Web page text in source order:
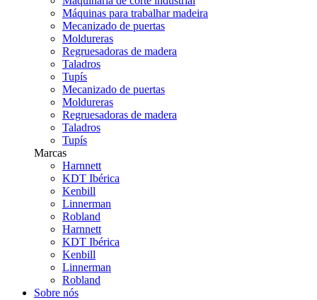
Máquinas para trabalhar madeira
Mecanizado de puertas
Moldureras
Regruesadoras de madera
Taladros
Tupís
Mecanizado de puertas
Moldureras
Regruesadoras de madera
Taladros
Tupís
Marcas
Harnnett
KDT Ibérica
Kenbill
Linnerman
Robland
Harnnett
KDT Ibérica
Kenbill
Linnerman
Robland
Sobre nós